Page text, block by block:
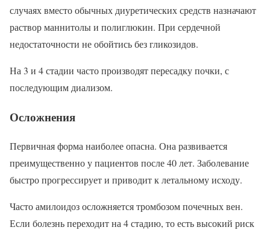
случаях вместо обычных диуретических средств назначают
раствор маннитолы и полиглюкин. При сердечной
недостаточности не обойтись без гликозидов.
На 3 и 4 стадии часто производят пересадку почки, с
последующим диализом.
Осложнения
Первичная форма наиболее опасна. Она развивается
преимущественно у пациентов после 40 лет. Заболевание
быстро прогрессирует и приводит к летальному исходу.
Часто амилоидоз осложняется тромбозом почечных вен.
Если болезнь переходит на 4 стадию, то есть высокий риск